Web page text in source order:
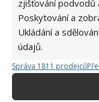
zjišťování podvodů
Poskytování a
Ukládání a
údajů.
Správa 1811 prodejců